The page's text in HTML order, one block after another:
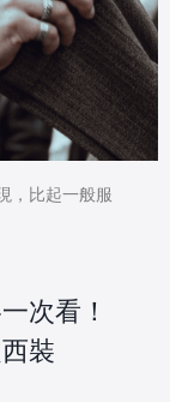
，比起一般服
次看！
裝